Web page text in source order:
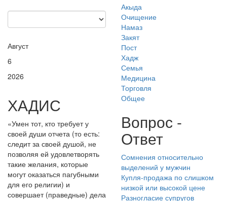
Август
6
2026
ХАДИС
«Умен тот, кто требует у
своей души отчета (то есть:
следит за своей душой, не
позволяя ей удовлетворять
такие желания, которые
могут оказаться пагубными
для его религии) и
совершает (праведные) дела
Акыда
Очищение
Намаз
Закят
Пост
Хадж
Семья
Медицина
Торговля
Общее
Вопрос -
Ответ
Сомнения относительно
выделений у мужчин
Купля-продажа по слишком
низкой или высокой цене
Разногласие супругов